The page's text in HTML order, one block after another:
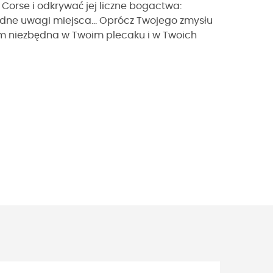
i odkrywać jej liczne bogactwa:
uwagi miejsca... Oprócz Twojego zmysłu
niezbędna w Twoim plecaku i w Twoich